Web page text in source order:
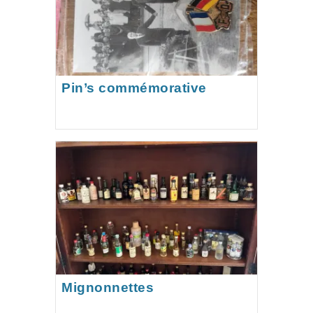
Pin’s commémorative
Mitterrand.
Mignonnettes